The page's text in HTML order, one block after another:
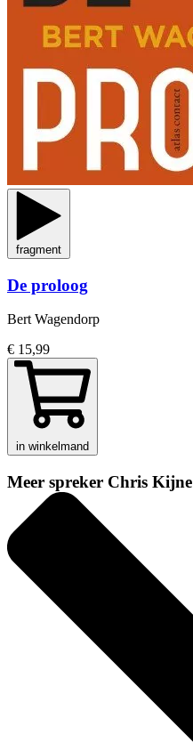
fragment
De proloog
Bert Wagendorp
€ 15,99
in winkelmand
Meer spreker Chris Kijne